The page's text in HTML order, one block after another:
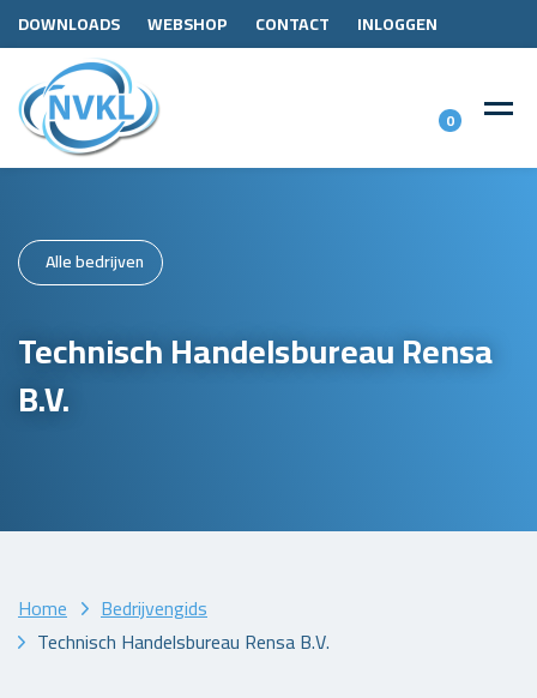
DOWNLOADS WEBSHOP CONTACT INLOGGEN
0
Alle bedrijven
Technisch Handelsbureau Rensa
B.V.
Home
Bedrijvengids
Technisch Handelsbureau Rensa B.V.